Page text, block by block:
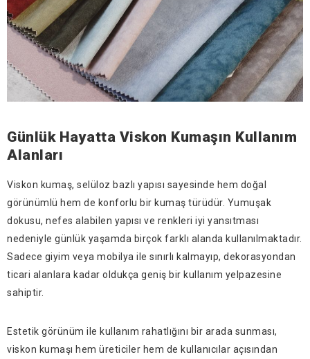
Günlük Hayatta Viskon Kumaşın Kullanım
Alanları
Viskon kumaş, selüloz bazlı yapısı sayesinde hem doğal
görünümlü hem de konforlu bir kumaş türüdür. Yumuşak
dokusu, nefes alabilen yapısı ve renkleri iyi yansıtması
nedeniyle günlük yaşamda birçok farklı alanda kullanılmaktadır.
Sadece giyim veya mobilya ile sınırlı kalmayıp, dekorasyondan
ticari alanlara kadar oldukça geniş bir kullanım yelpazesine
sahiptir.
Estetik görünüm ile kullanım rahatlığını bir arada sunması,
viskon kumaşı hem üreticiler hem de kullanıcılar açısından